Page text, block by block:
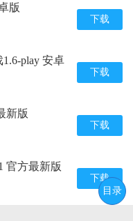
版
下载
play 安卓
下载
新版
下载
官方最新版
下载
目录